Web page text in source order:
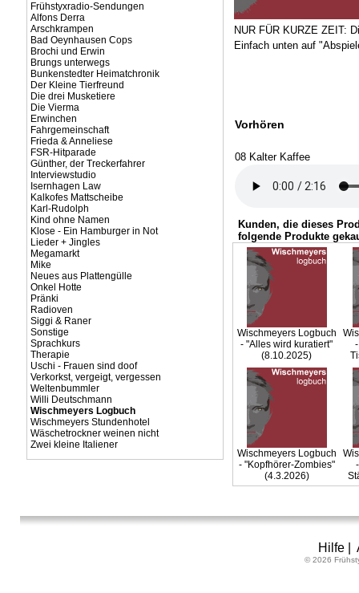
Frühstyxradio-Sendungen
Alfons Derra
Arschkrampen
Bad Oeynhausen Cops
Brochi und Erwin
Brungs unterwegs
Bunkenstedter Heimatchronik
Der Kleine Tierfreund
Die drei Musketiere
Die Vierma
Erwinchen
Fahrgemeinschaft
Frieda & Anneliese
FSR-Hitparade
Günther, der Treckerfahrer
Interviewstudio
Isernhagen Law
Kalkofes Mattscheibe
Karl-Rudolph
Kind ohne Namen
Klose - Ein Hamburger in Not
Lieder + Jingles
Megamarkt
Mike
Neues aus Plattengülle
Onkel Hotte
Pränki
Radioven
Siggi & Raner
Sonstige
Sprachkurs
Therapie
Uschi - Frauen sind doof
Verkorkst, vergeigt, vergessen
Weltenbummler
Willi Deutschmann
Wischmeyers Logbuch
Wischmeyers Stundenhotel
Wäschetrockner weinen nicht
Zwei kleine Italiener
NUR FÜR KURZE ZEIT:
Einfach unten auf
Vorhören
08 Kalter Kaffee
Kunden, die dieses
folgende Produkte
Wischmeyers Logbuch
- "Alles wird kuratiert"
(8.10.2025)
Wischmeyers Logbuch
- "Kopfhörer-Zombies"
(4.3.2026)
Hilfe|
© 2026